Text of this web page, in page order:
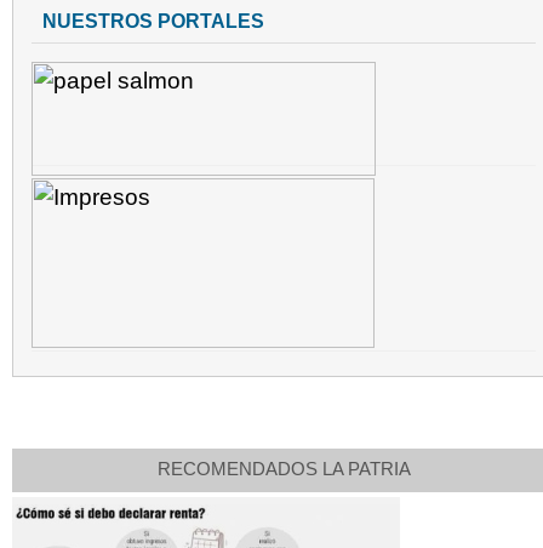
NUESTROS PORTALES
RECOMENDADOS LA PATRIA